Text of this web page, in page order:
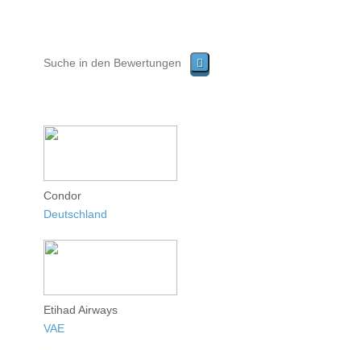
Condor
Deutschland
Etihad Airways
VAE